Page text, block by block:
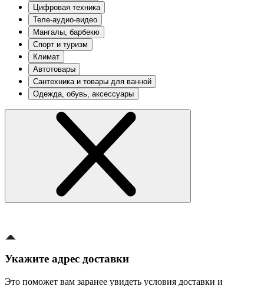
Цифровая техника
Теле-аудио-видео
Мангалы, барбекю
Спорт и туризм
Климат
Автотовары
Сантехника и товары для ванной
Одежда, обувь, аксессуары
Укажите адрес доставки
Это поможет вам заранее увидеть условия доставки и